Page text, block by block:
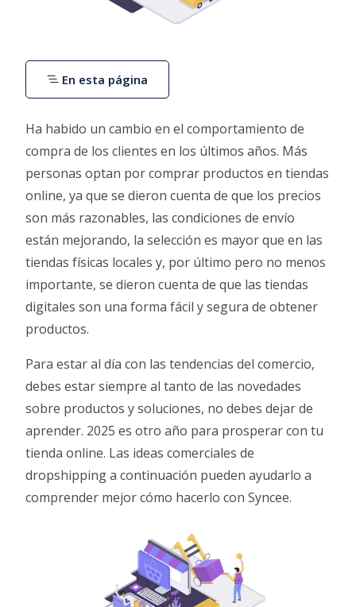
Ha habido un cambio en el comportamiento de
compra de los clientes en los últimos años. Más
personas optan por comprar productos en tiendas
online, ya que se dieron cuenta de que los precios
son más razonables, las condiciones de envío
están mejorando, la selección es mayor que en las
tiendas físicas locales y, por último pero no menos
importante, se dieron cuenta de que las tiendas
digitales son una forma fácil y segura de obtener
productos.
Para estar al día con las tendencias del comercio,
debes estar siempre al tanto de las novedades
sobre productos y soluciones, no debes dejar de
aprender. 2025 es otro año para prosperar con tu
tienda online. Las ideas comerciales de
dropshipping a continuación pueden ayudarlo a
comprender mejor cómo hacerlo con Syncee.
En esta página